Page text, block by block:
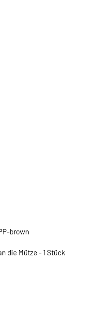
brown
die Mütze - 1 Stück